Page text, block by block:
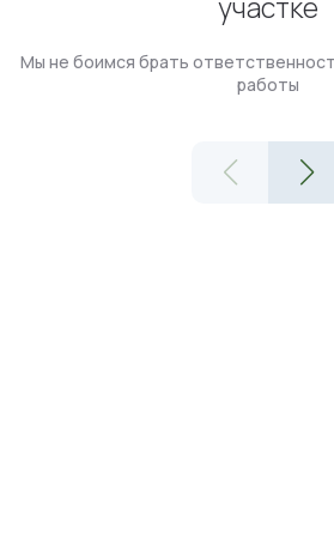
Мы не боимся брать
работы